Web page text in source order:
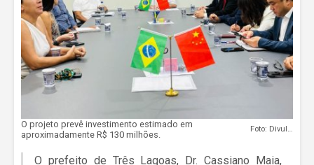
O projeto prevê investimento estimado em
aproximadamente R$ 130 milhões.
Foto: Divulgação
O prefeito de Três Lagoas, Dr. Cassiano Maia,